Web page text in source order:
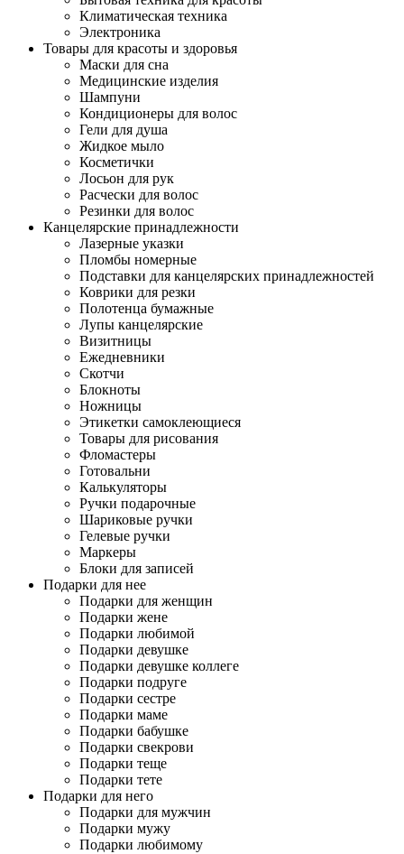
Климатическая техника
Электроника
Товары для красоты и здоровья
Маски для сна
Медицинские изделия
Шампуни
Кондиционеры для волос
Гели для душа
Жидкое мыло
Косметички
Лосьон для рук
Расчески для волос
Резинки для волос
Канцелярские принадлежности
Лазерные указки
Пломбы номерные
Подставки для канцелярских принадлежностей
Коврики для резки
Полотенца бумажные
Лупы канцелярские
Визитницы
Ежедневники
Скотчи
Блокноты
Ножницы
Этикетки самоклеющиеся
Товары для рисования
Фломастеры
Готовальни
Калькуляторы
Ручки подарочные
Шариковые ручки
Гелевые ручки
Маркеры
Блоки для записей
Подарки для нее
Подарки для женщин
Подарки жене
Подарки любимой
Подарки девушке
Подарки девушке коллеге
Подарки подруге
Подарки сестре
Подарки маме
Подарки бабушке
Подарки свекрови
Подарки теще
Подарки тете
Подарки для него
Подарки для мужчин
Подарки мужу
Подарки любимому